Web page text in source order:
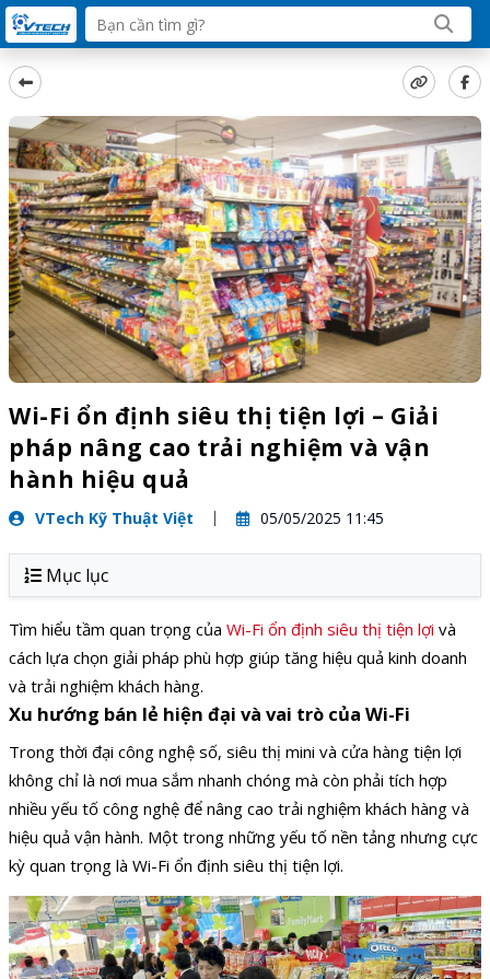
Wi-Fi ổn định siêu thị tiện lợi – Giải
pháp nâng cao trải nghiệm và vận
hành hiệu quả
VTech Kỹ Thuật Việt 05/05/2025 11:45
Mục lục
Tìm hiểu tầm quan trọng của Wi-Fi ổn định siêu thị tiện lợi và
cách lựa chọn giải pháp phù hợp giúp tăng hiệu quả kinh doanh
và trải nghiệm khách hàng.
Xu hướng bán lẻ hiện đại và vai trò của Wi-Fi
Trong thời đại công nghệ số, siêu thị mini và cửa hàng tiện lợi
không chỉ là nơi mua sắm nhanh chóng mà còn phải tích hợp
nhiều yếu tố công nghệ để nâng cao trải nghiệm khách hàng và
hiệu quả vận hành. Một trong những yếu tố nền tảng nhưng cực
kỳ quan trọng là Wi-Fi ổn định siêu thị tiện lợi.